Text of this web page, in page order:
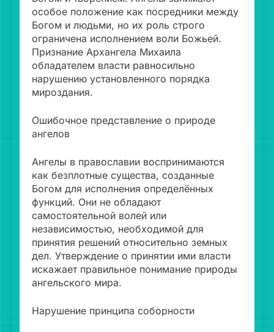
особое положение как посредники между
Богом и людьми, но их роль строго
ограничена исполнением воли Божьей.
Признание Архангела Михаила
обладателем власти равносильно
нарушению установленного порядка
мироздания.
Ошибочное представление о природе
ангелов
Ангелы в православии воспринимаются
как безплотные существа, созданные
Богом для исполнения определённых
функций. Они не обладают
самостоятельной волей или
независимостью, необходимой для
принятия решений относительно земных
дел. Утверждение о принятии ими власти
искажает правильное понимание природы
ангельского мира.
Нарушение принципа соборности